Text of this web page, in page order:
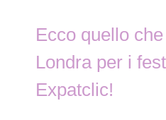
Ecco quello
Londra per i
Expatclic!